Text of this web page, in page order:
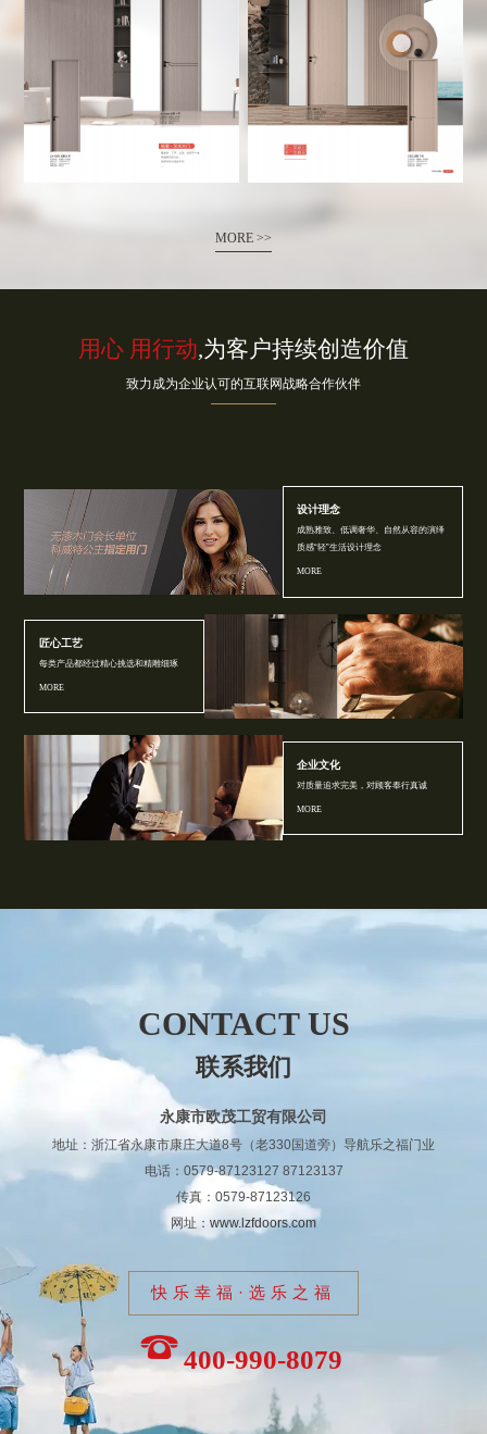
MORE >>
用心 用行动,为客户持续创造价值
致力成为企业认可的互联网战略合作伙伴
设计理念
成熟雅致、低调奢华、自然从容的演绎
质感“轻”生活设计理念
MORE
匠心工艺
每类产品都经过精心挑选和精雕细琢
MORE
企业文化
对质量追求完美，对顾客奉行真诚
MORE
CONTACT US
联系我们
永康市欧茂工贸有限公司
地址：浙江省永康市康庄大道8号（老330国道旁）导航乐之福门业
电话：0579-87123127 87123137
传真：0579-87123126
网址： www.lzfdoors.com
快乐幸福·选乐之福
400-990-8079